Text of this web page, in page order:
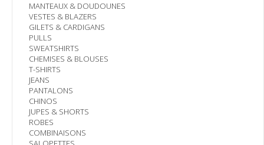
MANTEAUX & DOUDOUNES
VESTES & BLAZERS
GILETS & CARDIGANS
PULLS
SWEATSHIRTS
CHEMISES & BLOUSES
T-SHIRTS
JEANS
PANTALONS
CHINOS
JUPES & SHORTS
ROBES
COMBINAISONS